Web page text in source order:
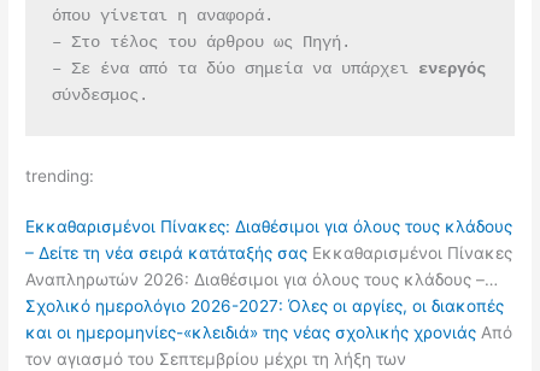
όπου γίνεται η αναφορά.
– Στο τέλος του άρθρου ως Πηγή.
– Σε ένα από τα δύο σημεία να υπάρχει
ενεργός
σύνδεσμος.
trending:
Εκκαθαρισμένοι Πίνακες: Διαθέσιμοι για όλους τους κλάδους
– Δείτε τη νέα σειρά κατάταξής σας Εκκαθαρισμένοι Πίνακες
Αναπληρωτών 2026: Διαθέσιμοι για όλους τους κλάδους –…
Σχολικό ημερολόγιο 2026-2027: Όλες οι αργίες, οι διακοπές
και οι ημερομηνίες-«κλειδιά» της νέας σχολικής χρονιάς Από
τον αγιασμό του Σεπτεμβρίου μέχρι τη λήξη των